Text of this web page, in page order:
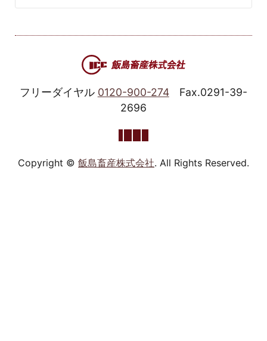
フリーダイヤル 0120-900-274
Fax.0291-39-
2696
Copyright © 飯島畜産株式会社. All Rights Reserved.